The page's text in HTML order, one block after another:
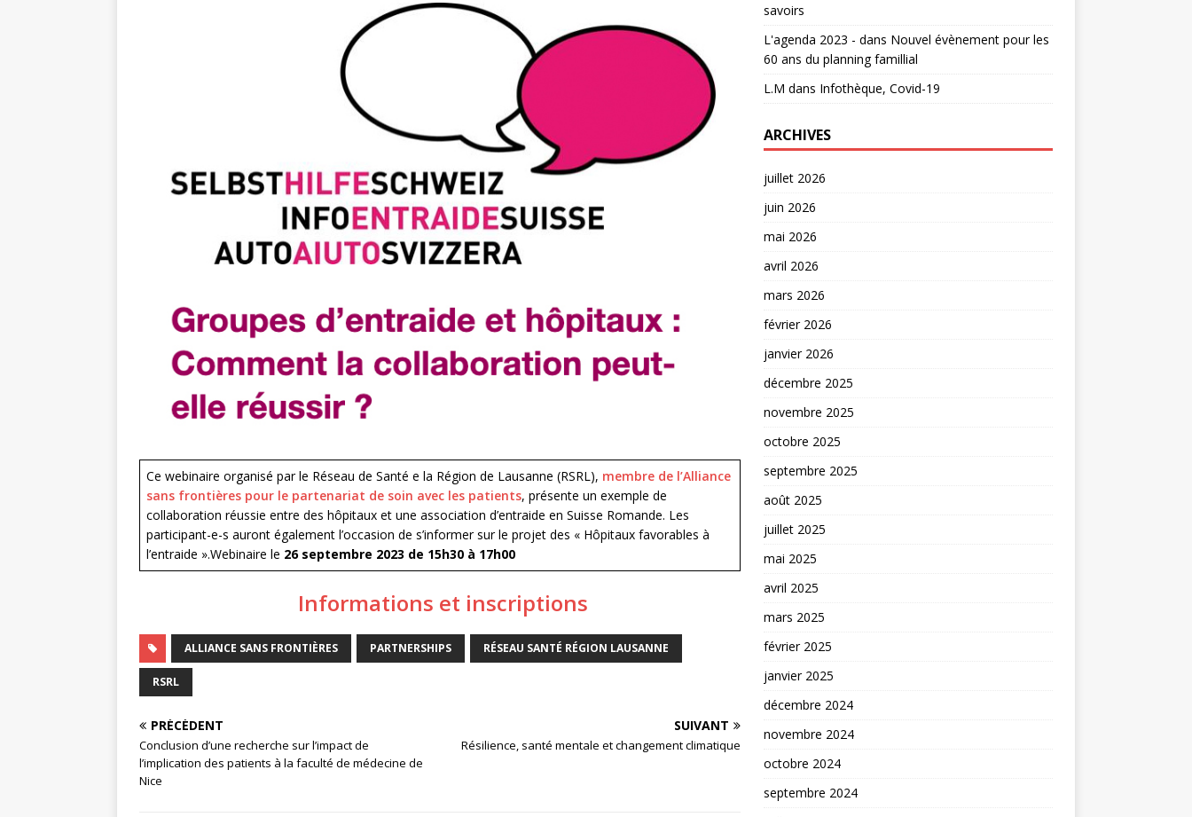
Ce webinaire organisé par le Réseau de Santé e la Région de Lausanne (RSRL), membre de l’Alliance
sans frontières pour le partenariat de soin avec les patients, présente un exemple de
collaboration réussie entre des hôpitaux et une association d’entraide en Suisse Romande. Les
participant-e-s auront également l’occasion de s’informer sur le projet des « Hôpitaux favorables à
l’entraide ».Webinaire le 26 septembre 2023 de 15h30 à 17h00
Informations et inscriptions
ALLIANCE SANS FRONTIÈRES PARTNERSHIPS RÉSEAU SANTÉ RÉGION LAUSANNE
RSRL
PRÉCÉDENT
Conclusion d’une recherche sur l’impact de
l’implication des patients à la faculté de médecine de
Nice
SUIVANT
Résilience, santé mentale et changement climatique
savoirs
L'agenda 2023 - dans Nouvel évènement pour les
60 ans du planning famillial
L.M dans Infothèque, Covid-19
ARCHIVES
juillet 2026
juin 2026
mai 2026
avril 2026
mars 2026
février 2026
janvier 2026
décembre 2025
novembre 2025
octobre 2025
septembre 2025
août 2025
juillet 2025
mai 2025
avril 2025
mars 2025
février 2025
janvier 2025
décembre 2024
novembre 2024
octobre 2024
septembre 2024